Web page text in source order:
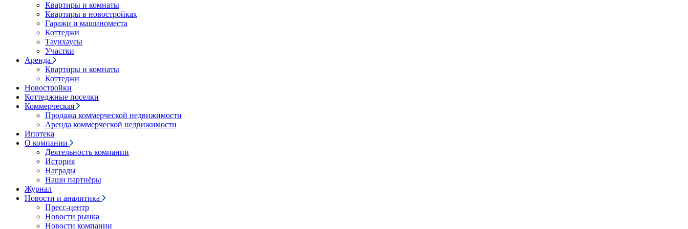
Квартиры и комнаты
Квартиры в новостройках
Гаражи и машиноместа
Коттеджи
Таунхаусы
Участки
Аренда
Квартиры и комнаты
Коттеджи
Новостройки
Коттеджные поселки
Коммерческая
Продажа коммерческой недвижимости
Аренда коммерческой недвижимости
Ипотека
О компании
Деятельность компании
История
Награды
Наши партнёры
Журнал
Новости и аналитика
Пресс-центр
Новости рынка
Новости компании